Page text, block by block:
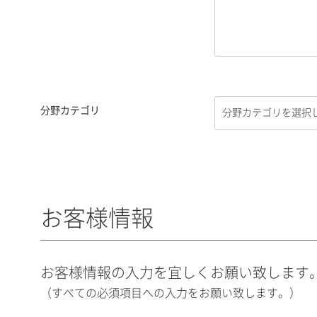
分野カテゴリ
お客様情報
お客様情報の入力を宜しくお願い致します
（すべての必須項目への入力をお願い致します。）